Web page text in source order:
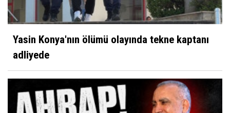
Yasin Konya'nın ölümü olayında tekne kaptanı
adliyede